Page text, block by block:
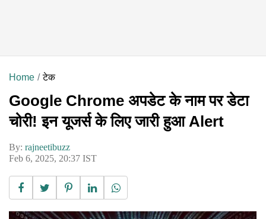
Home टेक
Google Chrome अपडेट के नाम पर डेटा
चोरी! इन यूजर्स के लिए जारी हुआ Alert
By: rajneetibuzz
Feb 6, 2025, 20:37 IST